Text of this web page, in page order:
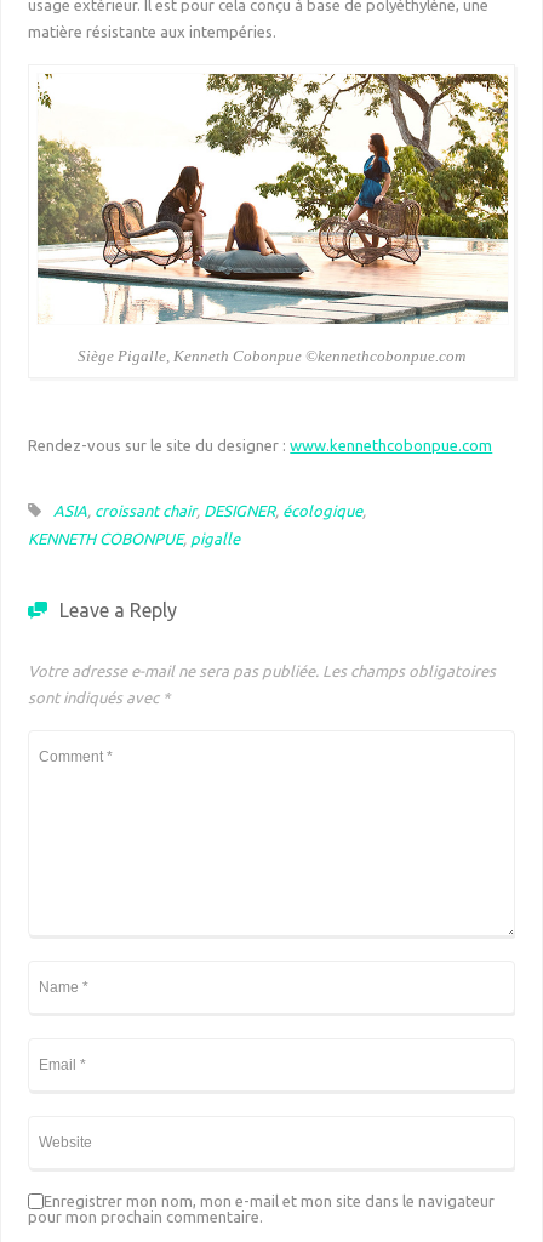
usage extérieur. Il est pour cela conçu à base de polyéthylène, une
matière résistante aux intempéries.
Siège Pigalle, Kenneth Cobonpue ©kennethcobonpue.com
Rendez-vous sur le site du designer :www.kennethcobonpue.com
ASIA croissant chair, DESIGNER, écologique,
KENNETH COBONPUE, pigalle
Leave a Reply
Votre adresse e-mail ne sera pas publiée. Les champs obligatoires
sont indiqués avec *
Enregistrer mon nom, mon e-mail et mon site dans le navigateur
pour mon prochain commentaire.